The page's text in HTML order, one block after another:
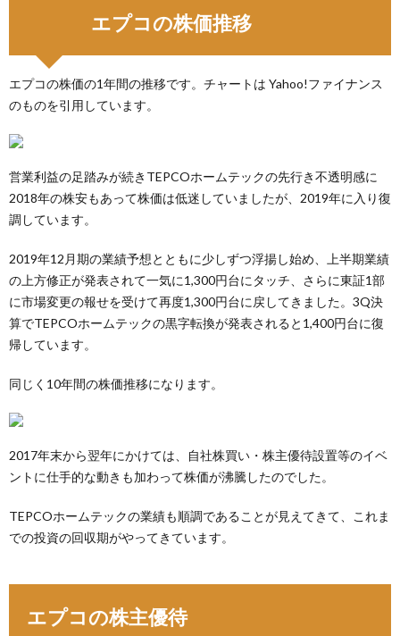
エプコの株価推移
エプコの株価の1年間の推移です。チャートは Yahoo!ファイナンス
のものを引用しています。
営業利益の足踏みが続きTEPCOホームテックの先行き不透明感に
2018年の株安もあって株価は低迷していましたが、2019年に入り復
調しています。
2019年12月期の業績予想とともに少しずつ浮揚し始め、上半期業績
の上方修正が発表されて一気に1,300円台にタッチ、さらに東証1部
に市場変更の報せを受けて再度1,300円台に戻してきました。3Q決
算でTEPCOホームテックの黒字転換が発表されると1,400円台に復
帰しています。
同じく10年間の株価推移になります。
2017年末から翌年にかけては、自社株買い・株主優待設置等のイベ
ントに仕手的な動きも加わって株価が沸騰したのでした。
TEPCOホームテックの業績も順調であることが見えてきて、これま
での投資の回収期がやってきています。
エプコの株主優待